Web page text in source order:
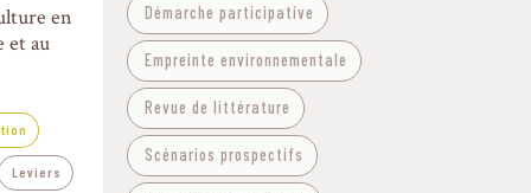
en
et au
Leviers
Démarche participative
Empreinte environnementale
Revue de littérature
Scénarios prospectifs